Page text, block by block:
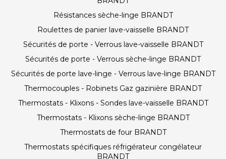
Résistances sèche-linge BRANDT
Roulettes de panier lave-vaisselle BRANDT
Sécurités de porte - Verrous lave-vaisselle BRANDT
Sécurités de porte - Verrous sèche-linge BRANDT
Sécurités de porte lave-linge - Verrous lave-linge BRANDT
Thermocouples - Robinets Gaz gazinière BRANDT
Thermostats - Klixons - Sondes lave-vaisselle BRANDT
Thermostats - Klixons sèche-linge BRANDT
Thermostats de four BRANDT
Thermostats spécifiques réfrigérateur congélateur
BRANDT